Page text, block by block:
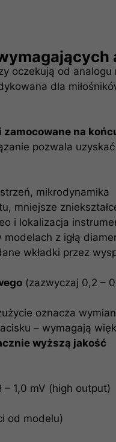
oczekują od analogu
dla
zamocowane na
pozwala uzyskać
mikrodynamika
mniejsze
i lokalizacja
z igłą
wkładki przez
(zazwyczaj 0,2 –
oznacza
– wymagają
wyższą jakość
1,0 mV (high output)
od modelu)